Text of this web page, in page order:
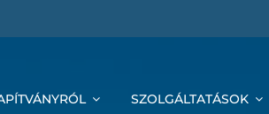
SZOLGÁLTATÁSOK